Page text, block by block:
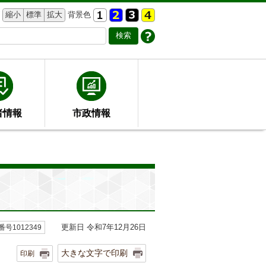
縮小 標準 拡大 背景色
情報 市政情報
号1012349 更新日 令和7年12月26日
印刷 大きな文字で印刷